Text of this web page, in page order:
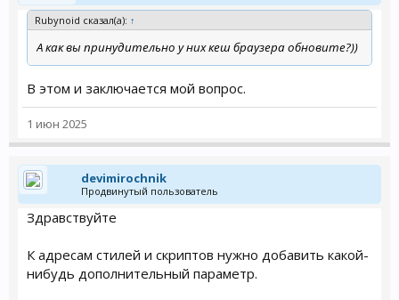
Rubynoid сказал(а): ↑
А как вы принудительно у них кеш браузера обновите?))
В этом и заключается мой вопрос.
1 июн 2025
devimirochnik
Продвинутый пользователь
Здравствуйте
К адресам стилей и скриптов нужно добавить какой-
нибудь дополнительный параметр.